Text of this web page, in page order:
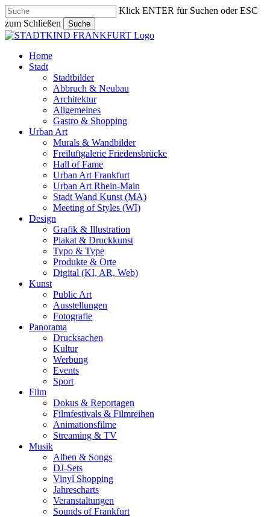
Skip
to
main
content
Klick ENTER für Suchen oder ESC
zum Schließen
Suche
Close
search
Menu
Home
Stadt
Stadtbilder
Abbruch & Neubau
Architektur
Allgemeines
Gastro & Shopping
Urban Art
Murals & Wandbilder
Freiluftgalerie Friedensbrücke
Hall of Fame
Urban Art Frankfurt
Urban Art Rhein-Main
Stadt Wand Kunst (MA)
Meeting of Styles (WI)
Design
Grafik & Illustration
Plakat & Druckkunst
Typo & Type
Produkte & Orte
Digital (KI, AR, Web)
Kunst
Public Art
Ausstellungen
Fotografie
Panorama
Drucksachen
Kultur
Werbung
Events
Sport
Film
Dokus & Reportagen
Filmfestivals & Filmreihen
Animationsfilme
Streaming & TV
Musik
Alben & Songs
DJ-Sets
Vinyl Shopping
Jahrescharts
Veranstaltungen
Sounds of Frankfurt